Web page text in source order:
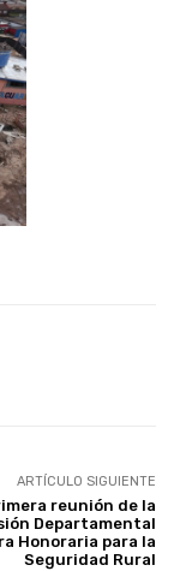
ARTÍCULO SIGUIENTE
reunión de la
Departamental
Honoraria para la
Seguridad Rural